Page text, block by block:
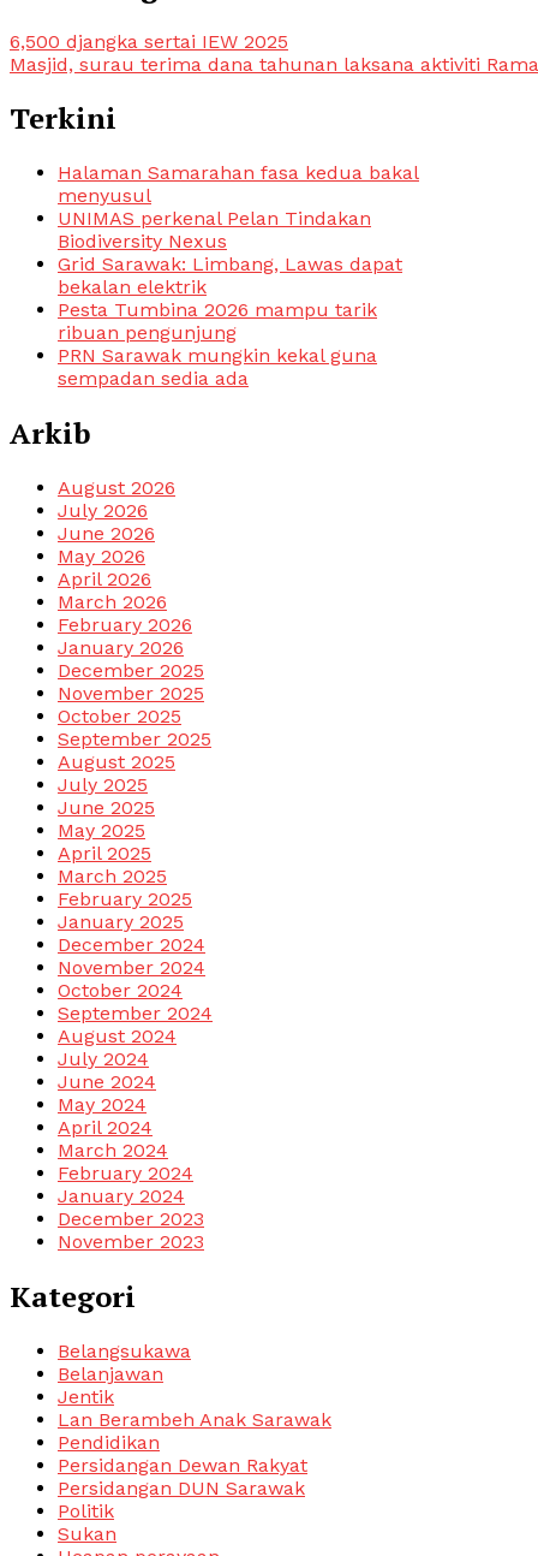
6,500 djangka sertai IEW 2025
Masjid, surau terima dana tahunan laksana aktiviti
Terkini
Halaman Samarahan fasa kedua bakal
menyusul
UNIMAS perkenal Pelan Tindakan
Biodiversity Nexus
Grid Sarawak: Limbang, Lawas dapat
bekalan elektrik
Pesta Tumbina 2026 mampu tarik
ribuan pengunjung
PRN Sarawak mungkin kekal guna
sempadan sedia ada
Arkib
August 2026
July 2026
June 2026
May 2026
April 2026
March 2026
February 2026
January 2026
December 2025
November 2025
October 2025
September 2025
August 2025
July 2025
June 2025
May 2025
April 2025
March 2025
February 2025
January 2025
December 2024
November 2024
October 2024
September 2024
August 2024
July 2024
June 2024
May 2024
April 2024
March 2024
February 2024
January 2024
December 2023
November 2023
Kategori
Belangsukawa
Belanjawan
Jentik
Lan Berambeh Anak Sarawak
Pendidikan
Persidangan Dewan Rakyat
Persidangan DUN Sarawak
Politik
Sukan